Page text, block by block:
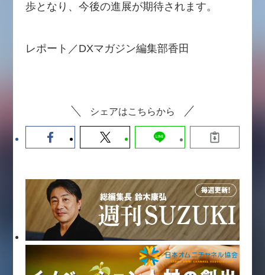
歩となり、今後の進展が期待されます。
レポート／DXマガジン編集部香田
シェアはこちらから